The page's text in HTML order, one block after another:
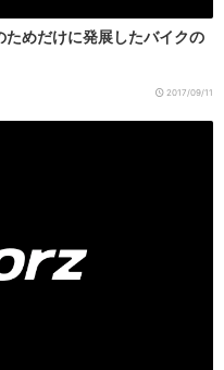
めだけに発展したバイクの
2017/09/11